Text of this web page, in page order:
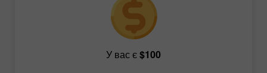
У вас є$100